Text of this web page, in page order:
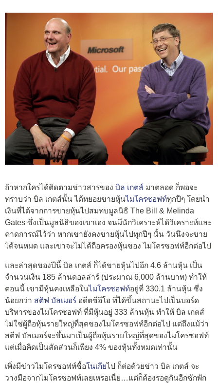
ถ้าหากใครได้ติดตามข่าวสารของ บิล เกตส์ มาตลอด ก็พอจะ
ทราบว่า บิล เกตส์นั้น ได้ทยอยขายหุ้นไมโครซอฟท์ทุกปีๆ โดยนำ
เงินที่ได้จากการขายหุ้นไปสมทบมูลนิธิ The Bill & Melinda
Gates ซึ่งเป็นมูลนิธิของเขาเอง จนมีนักวิเคราะห์ได้วิเคราะห์และ
คาดการณ์ไว้ว่า หากเขายังคงขายหุ้นไปทุกปีๆ นั้น วันนึงจะขาย
ได้จนหมด และเขาจะไม่ได้ถือครองหุ้นของ ไมโครซอฟท์อีกต่อไป
และล่าสุดของปีนี้ บิล เกตส์ ก็ได้ขายหุ้นไปอีก 4.6 ล้านหุ้น เป็น
จำนวนเงิน 185 ล้านดอลล่าร์ (ประมาณ 6,000 ล้านบาท) ทำให้
ตอนนี้ เขามีหุ้นคงเหลือในไมโครซอฟท์อยู่ที่ 330.1 ล้านหุ้น ซึ่ง
น้อยกว่า สติฟ บัลเมอร์ อดีตซีอีโอ ที่ได้ขึ้นสถานะไปเป็นบอร์ด
บริหารของไมโครซอฟท์ ที่มีหุ้นอยู่ 333 ล้านหุ้น ทำให้ บิล เกตส์
ไม่ใช่ผู้ถือหุ้นรายใหญ่ที่สุดของไมโครซอฟท์อีกต่อไป แต่ถึงแม้ว่า
สตีฟ บัลเมอร์จะขึ้นมาเป็นผู้ถือหุ้นรายใหญ่ที่สุดของไมโครซอฟท์
แต่เมื่อคิดเป็นสัดส่วนก็เพียง 4% ของหุ้นทั้งหมดเท่านั้น
เพิ่งมีข่าวไมโครซอฟท์ซื้อโนเกียไป ก็ต่อด้วยข่าว บิล เกตส์ จะ
วางมือจากไมโครซอฟท์เลยเหรอเนี่ย…แต่ก็ต้องรอดูกันอีกซักพัก